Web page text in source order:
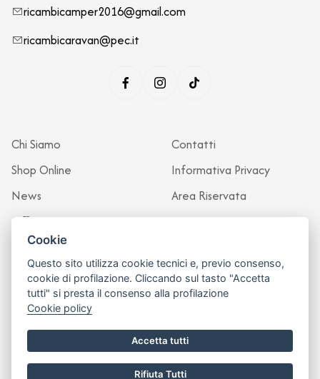
ricambicamper2016@gmail.com
ricambicaravan@pec.it
Chi Siamo
Shop Online
News
Officina
Contatti
Informativa Privacy
Area Riservata
Cookie
Questo sito utilizza cookie tecnici e, previo consenso,
cookie di profilazione. Cliccando sul tasto "Accetta
tutti" si presta il consenso alla profilazione
Cookie policy
Accetta tutti
Rifiuta Tutti